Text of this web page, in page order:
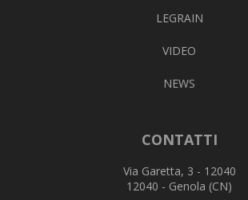
LEGRAIN
VIDEO
NEWS
CONTATTI
Via Garetta, 3 - 12040
12040 - Genola (CN)